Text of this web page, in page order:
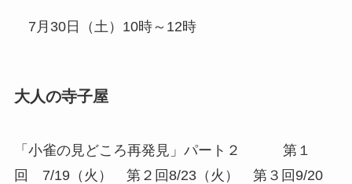
7月30日（土）10時～12時
大人の寺子屋
「小雀の見どころ再発見」パート２ 第１
回 7/19（火） 第２回8/23（火） 第３回9/20